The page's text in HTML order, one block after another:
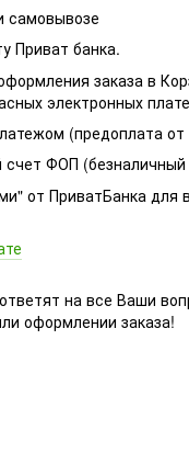
самовывозе
Приват банка.
заказа в
электронных
(предоплата от
счет ФОП (безналичный
от ПриватБанка для
на все Ваши
оформлении заказа!